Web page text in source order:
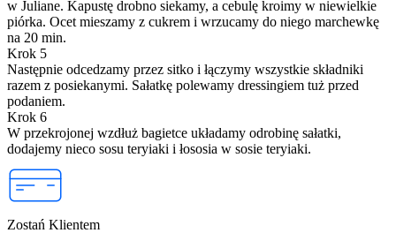
w Juliane. Kapustę drobno siekamy, a cebulę kroimy w niewielkie
piórka. Ocet mieszamy z cukrem i wrzucamy do niego marchewkę
na 20 min.
Krok 5
Następnie odcedzamy przez sitko i łączymy wszystkie składniki
razem z posiekanymi. Sałatkę polewamy dressingiem tuż przed
podaniem.
Krok 6
W przekrojonej wzdłuż bagietce układamy odrobinę sałatki,
dodajemy nieco sosu teryiaki i łososia w sosie teryiaki.
Zostań Klientem